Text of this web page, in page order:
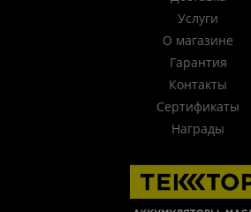
Услуги
О магазине
Гарантия
Контакты
Сертификаты
Награды